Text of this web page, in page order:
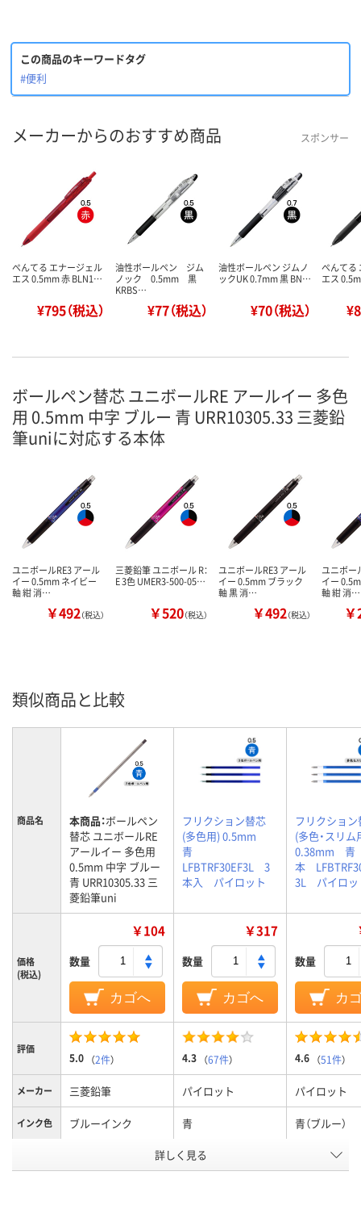
この商品のキーワードタグ
#便利
メーカーからのおすすめ商品 スポンサー
ぺんてる エナージェル
エス 0.5mm 赤 BLN1…
¥795（税込）
油性ボールペン ジム
ノック 0.5mm 黒
KRBS…
¥77（税込）
油性ボールペン ジムノ
ックUK 0.7mm 黒 BN…
¥70（税込）
ぺんてる
エス
ボールペン替芯 ユニボールRE アールイー 多色
用 0.5mm 中字 ブルー 青 URR10305.33 三菱鉛
筆uniに対応する本体
ユニボールRE3 アール
イー 0.5mm ネイビー
軸 紺 消…
￥492（税込）
三菱鉛筆 ユニボール R：
E 3色 UMER3-500-05…
￥520（税込）
ユニボールRE3 アール
イー 0.5mm ブラック
軸 黒 消…
￥492（税込）
ユニボー
イー
軸 紺 消…
類似商品と比較
商品名 本商品：ボールペン
替芯 ユニボールRE
アールイー 多色用
0.5mm 中字 ブルー
青 URR10305.33 三
菱鉛筆uni
フリクション替芯
(多色用) 0.5mm
青
LFBTRF30EF3L 3
本入 パイロット
フリクション
(多色・スリ
0.38mm
本
3L パイロッ
価格
(税込)
￥104
数量
カゴへ
￥317
数量
カゴへ
数量
カ
評価
5.0 （2件） 4.3 （67件） 4.6 （51件）
メーカー 三菱鉛筆 パイロット パイロット
インク色 ブルーインク 青 青（ブルー）
0.5mm 0.38mm、
詳しく見る